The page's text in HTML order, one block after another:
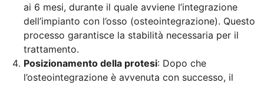
ai 6 mesi, durante il quale avviene l’integrazione
dell’impianto con l’osso (osteointegrazione). Questo
processo garantisce la stabilità necessaria per il
trattamento.
Posizionamento della protesi: Dopo che
l’osteointegrazione è avvenuta con successo, il